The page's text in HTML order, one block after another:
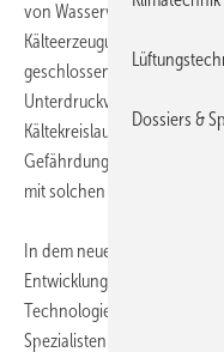
von Wasserverdunstung
Kälteerzeugung
geschlossenen
Unterdruckverfahren
Kältekreislauf eingesetzt
Gefährdungen für Umwelt
mit solchen Arbeitsstoffen
In dem neuen
Entwicklungsarbeit eines
Technologiepartnerschaft
Spezialisten Stulz konnte
Dossiers &